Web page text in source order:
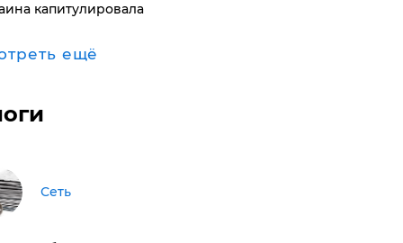
капитулировала
ещё
Сеть